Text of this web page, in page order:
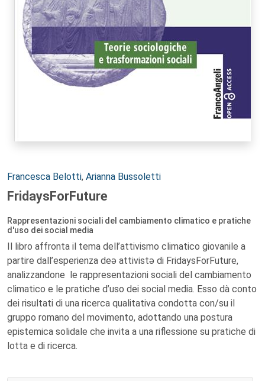
Autori:
Francesca Belotti, Arianna Bussoletti
FridaysForFuture
Rappresentazioni sociali del cambiamento climatico e pratiche
d'uso dei social media
Il libro affronta il tema dell’attivismo climatico giovanile a
partire dall’esperienza deə attivistə di FridaysForFuture,
analizzandone le rappresentazioni sociali del cambiamento
climatico e le pratiche d’uso dei social media. Esso dà conto
dei risultati di una ricerca qualitativa condotta con/su il
gruppo romano del movimento, adottando una postura
epistemica solidale che invita a una riflessione su pratiche di
lotta e di ricerca.